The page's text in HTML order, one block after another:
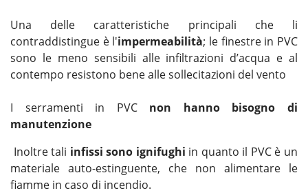
Una delle caratteristiche principali che li
contraddistingue è l'impermeabilità; le finestre in PVC
sono le meno sensibili alle infiltrazioni d’acqua e al
contempo resistono bene alle sollecitazioni del vento
I serramenti in PVC non hanno bisogno di
manutenzione
Inoltre tali infissi sono ignifughi in quanto il PVC è un
materiale auto-estinguente, che non alimentare le
fiamme in caso di incendio.